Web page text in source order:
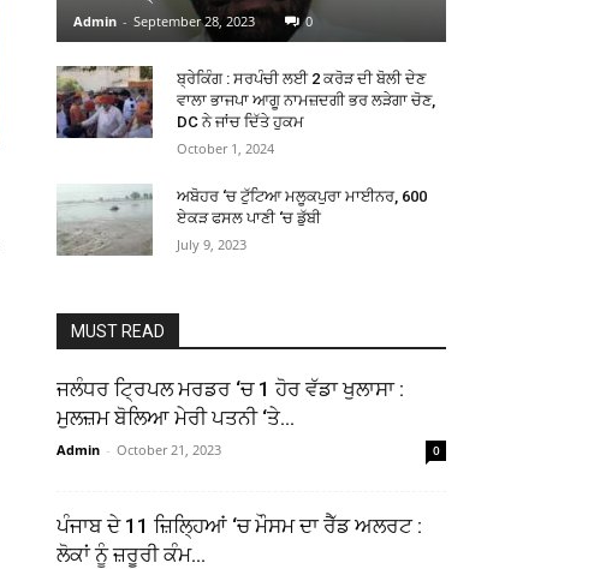
Admin - September 28, 2023 0
ਬ੍ਰੇਕਿੰਗ : ਸਰਪੰਚੀ ਲਈ 2 ਕਰੋੜ ਦੀ ਬੋਲੀ ਦੇਣ
ਵਾਲਾ ਭਾਜਪਾ ਆਗੂ ਨਾਮਜ਼ਦਗੀ ਭਰ ਲੜੇਗਾ ਚੋਣ,
DC ਨੇ ਜਾਂਚ ਦਿੱਤੇ ਹੁਕਮ
October 1, 2024
ਅਬੋਹਰ ‘ਚ ਟੁੱਟਿਆ ਮਲੂਕਪੁਰਾ ਮਾਈਨਰ, 600
ਏਕੜ ਫਸਲ ਪਾਣੀ ‘ਚ ਡੁੱਬੀ
July 9, 2023
MUST READ
ਜਲੰਧਰ ਟ੍ਰਿਪਲ ਮਰਡਰ ‘ਚ 1 ਹੋਰ ਵੱਡਾ ਖੁਲਾਸਾ :
ਮੁਲਜ਼ਮ ਬੋਲਿਆ ਮੇਰੀ ਪਤਨੀ ‘ਤੇ...
Admin - October 21, 2023 0
ਪੰਜਾਬ ਦੇ 11 ਜ਼ਿਲ੍ਹਿਆਂ ‘ਚ ਮੌਸਮ ਦਾ ਰੈੱਡ ਅਲਰਟ :
ਲੋਕਾਂ ਨੂੰ ਜ਼ਰੂਰੀ ਕੰਮ...